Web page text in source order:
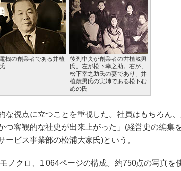
機の創業者である井植
後列中央が創業者の井植歳男
氏。左が松下幸之助。右が、
松下幸之助氏の妻であり、井
植歳男氏の実姉である松下む
めの氏
な視点に立つことを重視した。社員はもちろん
つ客観的な社史が出来上がった」(経営史の編集
ービス事業部の松浦大家氏)という。
ノクロ、1,064ページの構成。約750点の写真を